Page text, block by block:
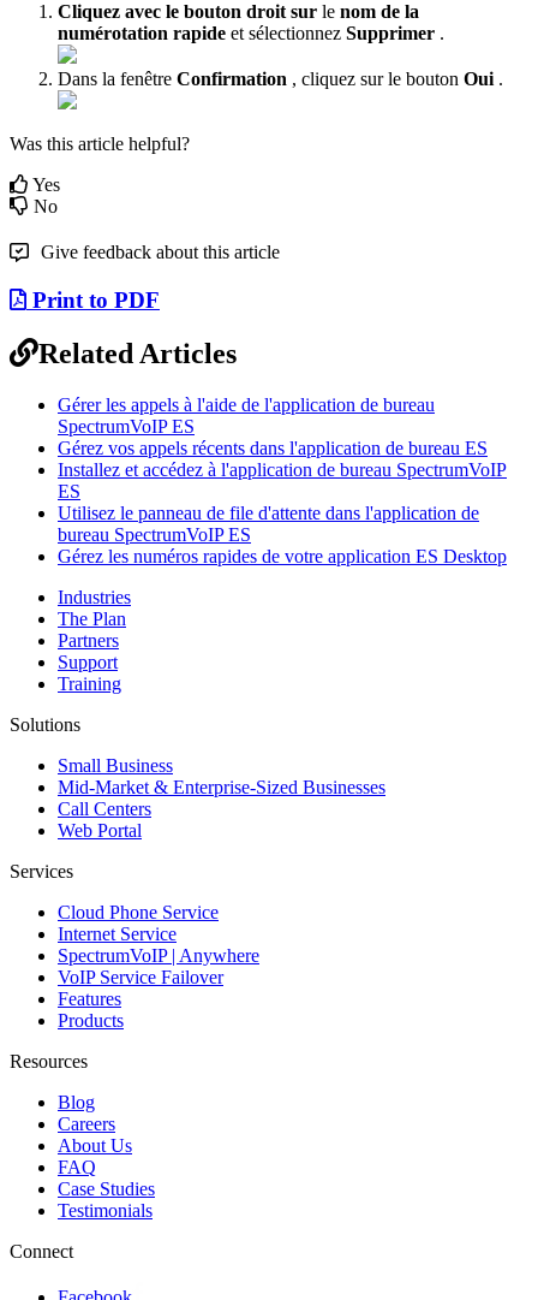
Cliquez avec le bouton droit sur le nom de la
numérotation rapide et sélectionnez Supprimer .
Dans la fenêtre Confirmation , cliquez sur le bouton Oui .
Was this article helpful?
Yes
No
Give feedback about this article
Print to PDF
Related Articles
Gérer les appels à l'aide de l'application de bureau
SpectrumVoIP ES
Gérez vos appels récents dans l'application de bureau ES
Installez et accédez à l'application de bureau SpectrumVoIP
ES
Utilisez le panneau de file d'attente dans l'application de
bureau SpectrumVoIP ES
Gérez les numéros rapides de votre application ES Desktop
Industries
The Plan
Partners
Support
Training
Solutions
Small Business
Mid-Market & Enterprise-Sized Businesses
Call Centers
Web Portal
Services
Cloud Phone Service
Internet Service
SpectrumVoIP | Anywhere
VoIP Service Failover
Features
Products
Resources
Blog
Careers
About Us
FAQ
Case Studies
Testimonials
Connect